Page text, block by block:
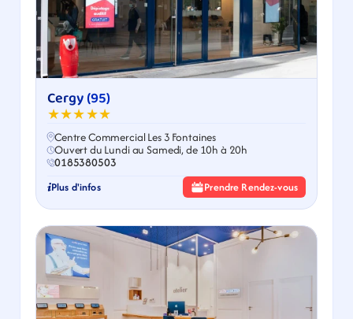
Cergy (95)
★★★★★
Centre Commercial Les 3 Fontaines
Ouvert du Lundi au Samedi, de 10h à 20h
0185380503
Plus d'infos Prendre Rendez-vous